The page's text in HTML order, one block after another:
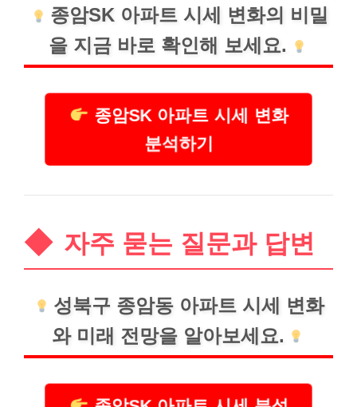
종암SK 아파트 시세 변화의 비밀
을 지금 바로 확인해 보세요.
종암SK 아파트 시세 변화
분석하기
자주 묻는 질문과 답변
성북구 종암동 아파트 시세 변화
와 미래 전망을 알아보세요.